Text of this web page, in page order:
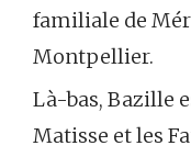
familiale de
Montpellier.
Là-bas, Bazille
Matisse et les